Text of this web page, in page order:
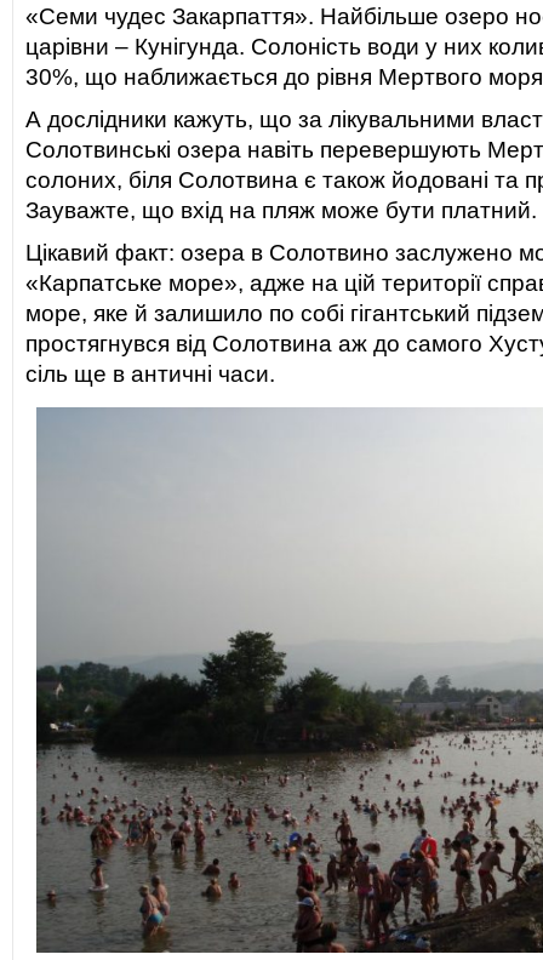
«Семи чудес Закарпаття». Найбільше озеро
царівни – Кунігунда. Солоність води у них
30%, що наближається до рівня Мертвого
А дослідники кажуть, що за лікувальними
Солотвинські озера навіть перевершують
солоних, біля Солотвина є також йодовані та
Зауважте, що вхід на пляж може бути платний.
Цікавий факт: озера в Солотвино заслужено
«Карпатське море», адже на цій території
море, яке й залишило по собі гігантський
простягнувся від Солотвина аж до самого
сіль ще в античні часи.